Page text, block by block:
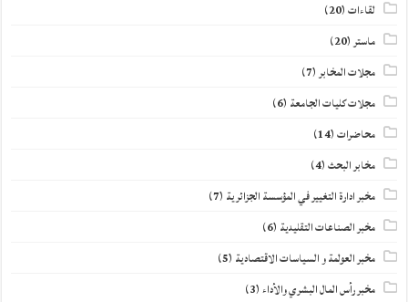
لقاءات(20)
ماستر(20)
مجلات المخابر(7)
مجلات كليات الجامعة (6)
محاضرات(14)
مخابر البحث(4)
مخبر ادارة التغيير في المؤسسة الجزائرية (7)
مخبر الصناعات التقليدية (6)
مخبر العولمة و السياسات الاقتصادية (5)
مخبر رأس المال البشري والأداء(3)